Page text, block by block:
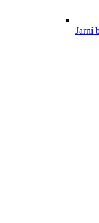
Jarní